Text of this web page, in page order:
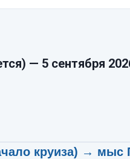
— 5 сентября
круиза) →